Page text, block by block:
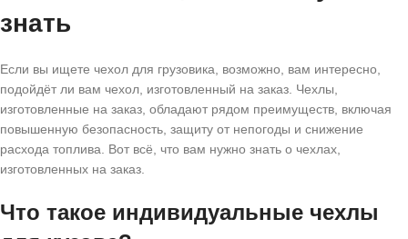
знать
Если вы ищете чехол для грузовика, возможно, вам интересно,
подойдёт ли вам чехол, изготовленный на заказ. Чехлы,
изготовленные на заказ, обладают рядом преимуществ, включая
повышенную безопасность, защиту от непогоды и снижение
расхода топлива. Вот всё, что вам нужно знать о чехлах,
изготовленных на заказ.
Что такое индивидуальные чехлы